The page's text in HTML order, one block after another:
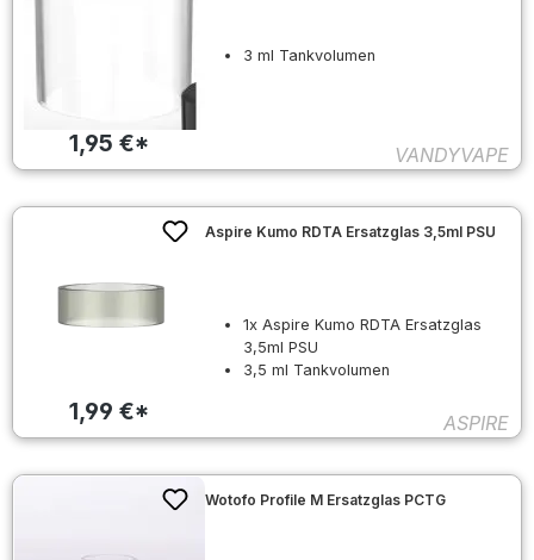
1,95 €*
3 ml Tankvolumen
VANDYVAPE
1,99 €*
Aspire Kumo RDTA Ersatzglas 3,5ml PSU
1x Aspire Kumo RDTA Ersatzglas
3,5ml PSU
3,5 ml Tankvolumen
ASPIRE
Wotofo Profile M Ersatzglas PCTG